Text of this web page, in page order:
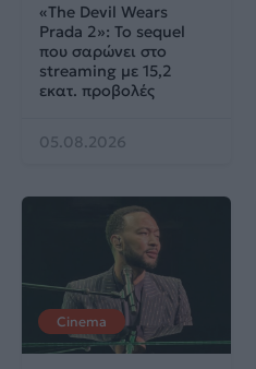
«The Devil Wears
Prada 2»: Το sequel
που σαρώνει στο
streaming με 15,2
εκατ. προβολές
05.08.2026
Cinema